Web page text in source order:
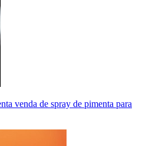
venda de spray de pimenta para